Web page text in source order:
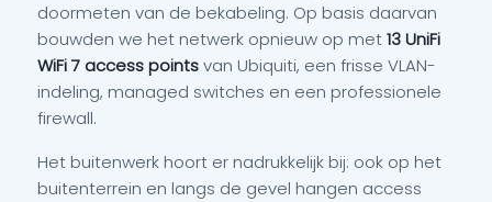
doormeten van de bekabeling. Op basis daarvan
bouwden we het netwerk opnieuw op met13 UniFi
WiFi 7 access pointsvan Ubiquiti, een frisse VLAN-
indeling, managed switches en een professionele
firewall.
Het buitenwerk hoort er nadrukkelijk bij: ook op het
buitenterrein en langs de gevel hangen access